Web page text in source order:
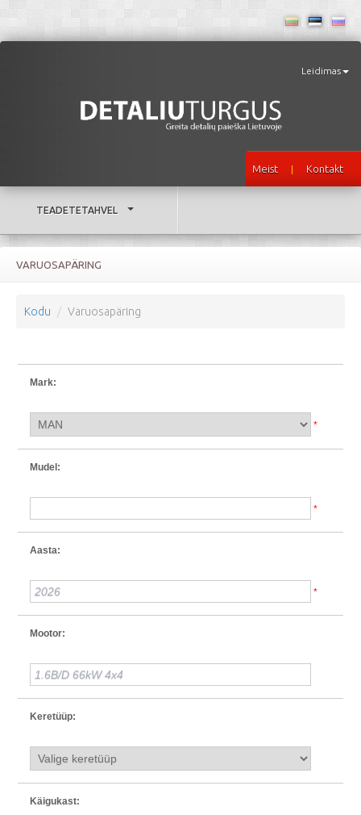
Leidimas
Meist | Kontakt
TEADETETAHVEL
VARUOSAPÄRING
Kodu Varuosapäring
Mark:
*
Mudel:
*
Aasta:
*
Mootor:
Keretüüp:
Käigukast: